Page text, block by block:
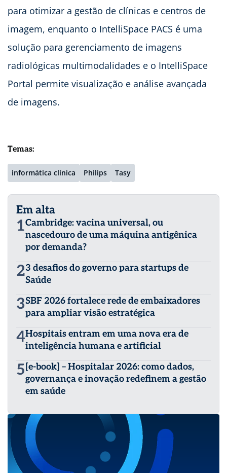
para otimizar a gestão de clínicas e centros de
imagem, enquanto o IntelliSpace PACS é uma
solução para gerenciamento de imagens
radiológicas multimodalidades e o IntelliSpace
Portal permite visualização e análise avançada
de imagens.
Temas:
informática clínica Philips Tasy
Em alta
1Cambridge: vacina universal, ou
nascedouro de uma máquina antigênica
por demanda?
23 desafios do governo para startups de
Saúde
3SBF 2026 fortalece rede de embaixadores
para ampliar visão estratégica
4Hospitais entram em uma nova era de
inteligência humana e artificial
5 [e-book] – Hospitalar 2026: como dados,
governança e inovação redefinem a gestão
em saúde